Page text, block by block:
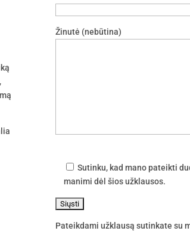
Žinutė (nebūtina)
Sutinku, kad mano pateikti
manimi dėl šios užklausos.
Pateikdami užklausą sutinkate su